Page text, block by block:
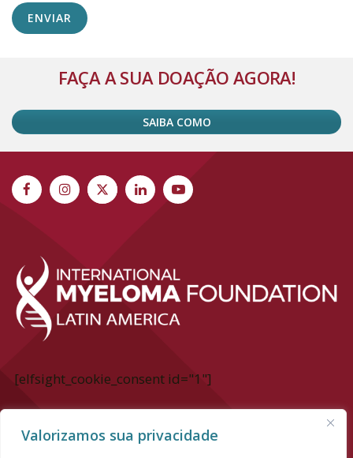
Valorizamos sua privacidade
Alternative:FAÇA A SUA DOAÇÃO AGORA!
SAIBA COMO
[elfsight_cookie_consent id="1"]
International Myeloma Foundation Latin